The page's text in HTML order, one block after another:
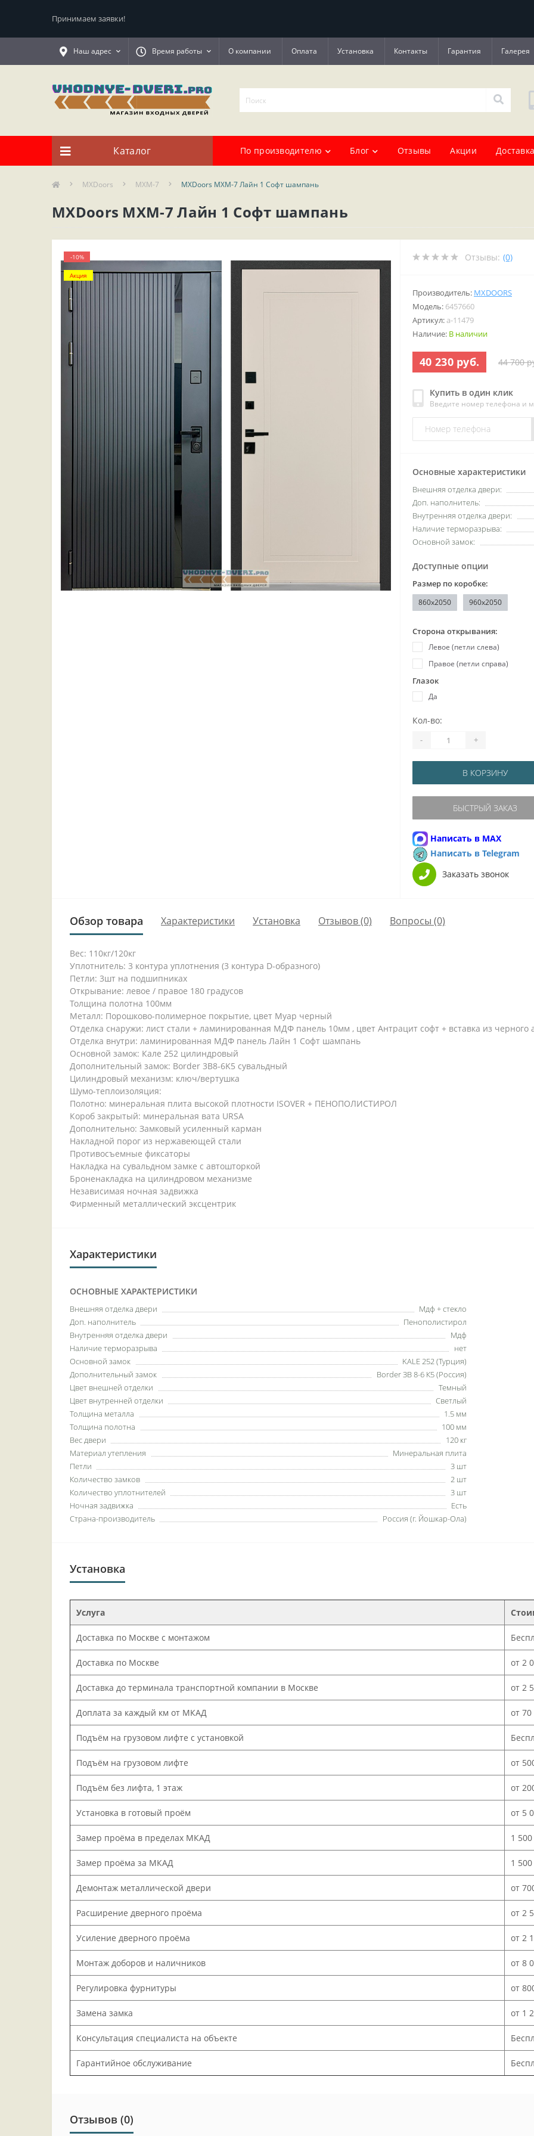
Принимаем заявки!
Наш адрес Время работы О компании Оплата Установка Контакты Гарантия Галерея
Каталог По производителю Блог Отзывы Акции
MXDoors MXM-7 MXDoors MXM-7 Лайн 1 Софт шампань
MXDoors MXM-7 Лайн 1 Софт шампань
-10%
Акция
Отзывы: (0)
Производитель: MXDOORS
Модель: 6457660
Артикул: a-11479
Наличие: В наличии
40 230 руб. 44 700
Купить в один клик
Введите номер телефона и
Основные характеристики
Внешняя отделка двери:
Доп. наполнитель:
Внутренняя отделка двери:
Наличие терморазрыва:
Основной замок:
Доступные опции
Размер по коробке:
860x2050 960x2050
Сторона открывания:
Левое (петли слева)
Правое (петли справа)
Глазок
Да
Кол-во:
- +
В КОРЗИНУ
БЫСТРЫЙ ЗАКАЗ
Написать в MAX
Написать в Telegram
Заказать звонок
Обзор товара Характеристики Установка Отзывов (0) Вопросы (0)
Вес: 110кг/120кг
Уплотнитель: 3 контура уплотнения (3 контура D-образного)
Петли: 3шт на подшипниках
Открывание: левое / правое 180 градусов
Толщина полотна 100мм
Металл: Порошково-полимерное покрытие, цвет Муар черный
Отделка снаружи: лист стали + ламинированная МДФ панель 10мм , цвет Антрацит софт + вставка из черного
Отделка внутри: ламинированная МДФ панель Лайн 1 Софт шампань
Основной замок: Кале 252 цилиндровый
Дополнительный замок: Border 3B8-6K5 сувальдный
Цилиндровый механизм: ключ/вертушка
Шумо-теплоизоляция:
Полотно: минеральная плита высокой плотности ISOVER + ПЕНОПОЛИСТИРОЛ
Короб закрытый: минеральная вата URSA
Дополнительно: Замковый усиленный карман
Накладной порог из нержавеющей стали
Противосъемные фиксаторы
Накладка на сувальдном замке с автошторкой
Броненакладка на цилиндровом механизме
Независимая ночная задвижка
Фирменный металлический эксцентрик
Характеристики
ОСНОВНЫЕ ХАРАКТЕРИСТИКИ
Внешняя отделка двери
Мдф + стекло
Доп. наполнитель
Пенополистирол
Внутренняя отделка двери
Мдф
Наличие терморазрыва
нет
Основной замок
KALE 252 (Турция)
Дополнительный замок
Border ЗВ 8-6 К5 (Россия)
Цвет внешней отделки
Темный
Цвет внутренней отделки
Светлый
Толщина металла
1.5 мм
Толщина полотна
100 мм
Вес двери
120 кг
Материал утепления
Минеральная плита
Петли
3 шт
Количество замков
2 шт
Количество уплотнителей
3 шт
Ночная задвижка
Есть
Страна-производитель
Россия (г. Йошкар-Ола)
Установка
Услуга
Доставка по Москве с монтажом
Доставка по Москве от 2
Доставка до терминала транспортной компании в Москве от 2
Доплата за каждый км от МКАД от
Подъём на грузовом лифте с установкой
Подъём на грузовом лифте от
Подъём без лифта, 1 этаж от
Установка в готовый проём от 5
Замер проёма в пределах МКАД 1
Замер проёма за МКАД 1
Демонтаж металлической двери от
Расширение дверного проёма от 2
Усиление дверного проёма от 2
Монтаж доборов и наличников от 8
Регулировка фурнитуры от
Замена замка от 1
Консультация специалиста на объекте
Гарантийное обслуживание
Отзывов (0)